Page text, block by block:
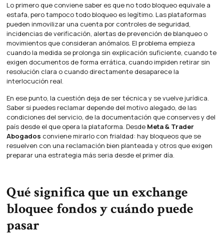
Lo primero que conviene saber es que no todo bloqueo equivale a
estafa, pero tampoco todo bloqueo es legítimo. Las plataformas
pueden inmovilizar una cuenta por controles de seguridad,
incidencias de verificación, alertas de prevención de blanqueo o
movimientos que consideran anómalos. El problema empieza
cuando la medida se prolonga sin explicación suficiente, cuando te
exigen documentos de forma errática, cuando impiden retirar sin
resolución clara o cuando directamente desaparece la
interlocución real.
En ese punto, la cuestión deja de ser técnica y se vuelve jurídica.
Saber si puedes reclamar depende del motivo alegado, de las
condiciones del servicio, de la documentación que conserves y del
país desde el que opera la plataforma. Desde Meta & Trader
Abogados conviene mirarlo con frialdad: hay bloqueos que se
resuelven con una reclamación bien planteada y otros que exigen
preparar una estrategia más seria desde el primer día.
Qué significa que un exchange
bloquee fondos y cuándo puede
pasar